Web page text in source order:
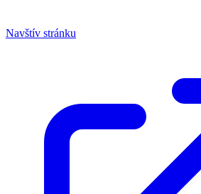
Navštív stránku